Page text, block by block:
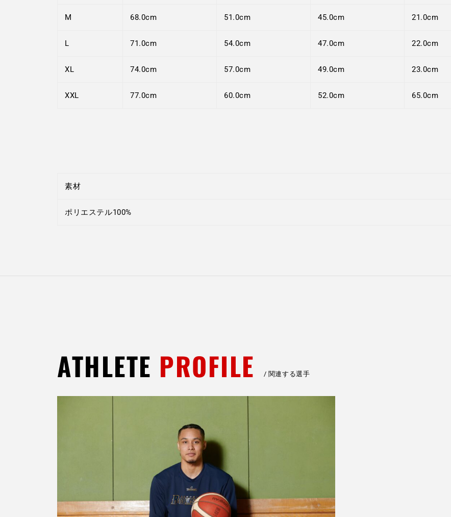
M 68.0cm 51.0cm 45.0cm 21.0cm
L 71.0cm 54.0cm 47.0cm 22.0cm
XL 74.0cm 57.0cm 49.0cm 23.0cm
XXL 77.0cm 60.0cm 52.0cm 65.0cm
素材
ポリエステル100%
ATHLETE PROFILE 関連する選手